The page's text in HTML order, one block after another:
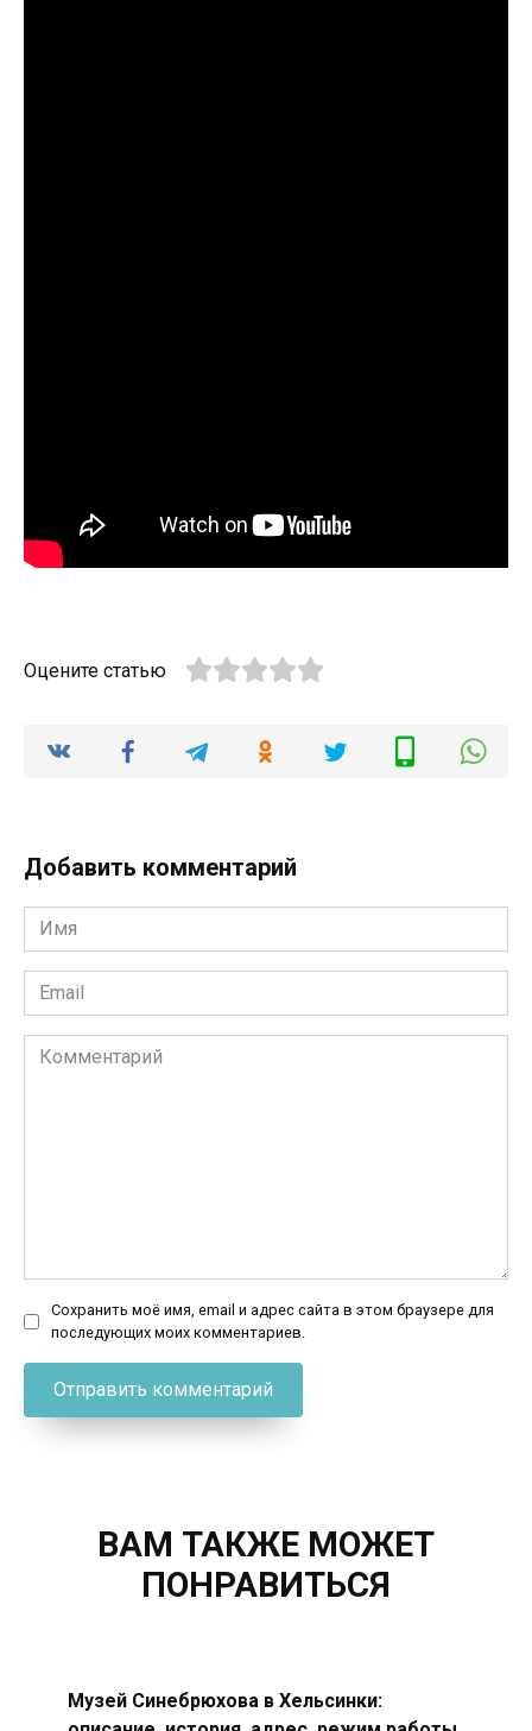
Оцените статью
Добавить комментарий
Имя
*
Email
*
Комментарий
Сохранить моё имя, email и адрес сайта в этом браузере для
последующих моих комментариев.
ВАМ ТАКЖЕ МОЖЕТ
ПОНРАВИТЬСЯ
Музей Синебрюхова в Хельсинки: